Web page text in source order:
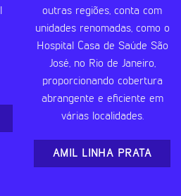
outras regiões, conta com
unidades renomadas, como o
Hospital Casa de Saúde São
José, no Rio de Janeiro,
proporcionando cobertura
abrangente e eficiente em
várias localidades.
AMIL LINHA PRATA